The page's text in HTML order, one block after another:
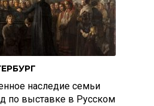
наследие семьи
по выставке в Русском